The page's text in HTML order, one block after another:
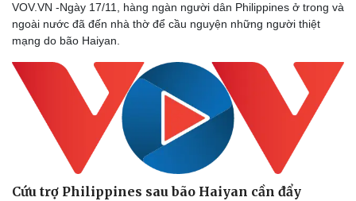
VOV.VN -Ngày 17/11, hàng ngàn người dân Philippines ở trong và
ngoài nước đã đến nhà thờ để cầu nguyện những người thiệt
mạng do bão Haiyan.
Cứu trợ Philippines sau bão Haiyan cần đẩy